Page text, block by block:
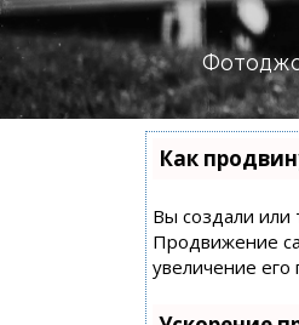
t
e
Как
Вы создали или
Продвижение
увеличение